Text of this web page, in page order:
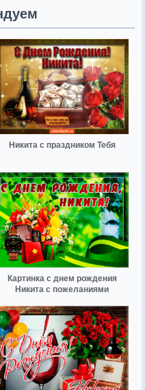
Никита с праздником Тебя
Картинка с днем рождения
Никита с пожеланиями